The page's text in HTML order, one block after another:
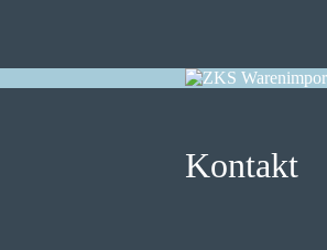
Kontakt